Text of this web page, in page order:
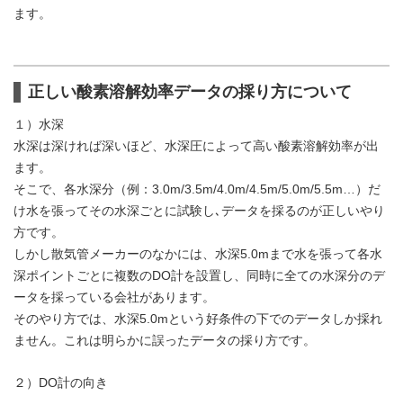
ます。
正しい酸素溶解効率データの採り方について
１）水深
水深は深ければ深いほど、水深圧によって高い酸素溶解効率が出
ます。
そこで、各水深分（例：3.0m/3.5m/4.0m/4.5m/5.0m/5.5m…）だ
け水を張ってその水深ごとに試験し､データを採るのが正しいやり
方です。
しかし散気管メーカーのなかには、水深5.0mまで水を張って各水
深ポイントごとに複数のDO計を設置し、同時に全ての水深分のデ
ータを採っている会社があります。
そのやり方では、水深5.0mという好条件の下でのデータしか採れ
ません。これは明らかに誤ったデータの採り方です。
２）DO計の向き